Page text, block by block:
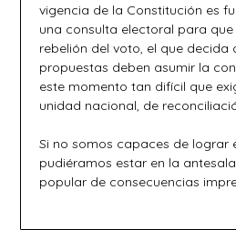
vigencia de la Constitución es
una consulta electoral para
rebelión del voto, el que decida
propuestas deben asumir la
este momento tan difícil que
unidad nacional, de
Si no somos capaces de lograr
pudiéramos estar en la
popular de consecuencias